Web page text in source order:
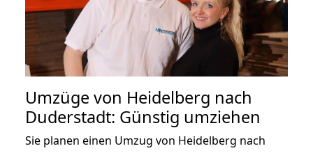
Umzüge von Heidelberg nach
Duderstadt: Günstig umziehen
Sie planen einen Umzug von Heidelberg nach